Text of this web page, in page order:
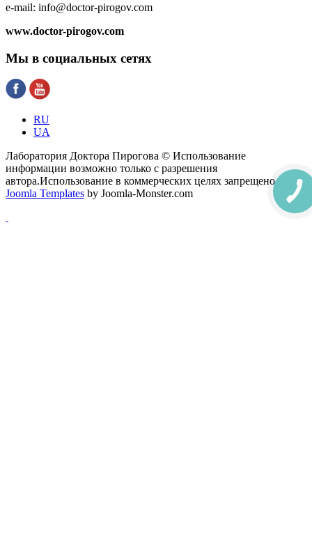
e-mail: info@doctor-pirogov.com
www.doctor-pirogov.com
Мы в социальных сетях
RU
UA
Лаборатория Доктора Пирогова © Использование
информации возможно только с разрешения
автора.Использование в коммерческих целях запрещено.
Joomla Templates by Joomla-Monster.com